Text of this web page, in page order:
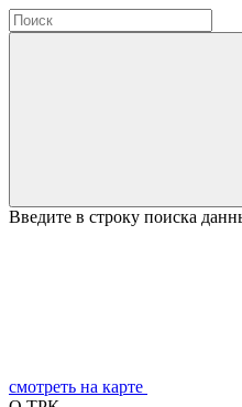
Введите в строку поиска
смотреть на карте